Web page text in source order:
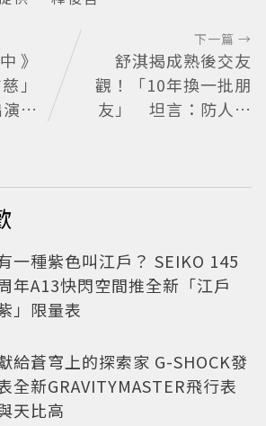
》
」
藝
下一篇 →
舒淇揭成熟後交友
觀！「10年換一批朋
友」 坦言：防人之
一種紫色叫江戶？ SEIKO 145
年A13快閃空間推全新「江戶
」限量表
給蒼穹上的探索家 G-SHOCK發
全新GRAVITYMASTER飛行表
天比高